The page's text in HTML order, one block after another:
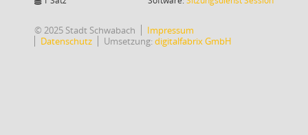
© 2025 Stadt Schwabach
Impressum
Datenschutz
Umsetzung:digitalfabrix GmbH